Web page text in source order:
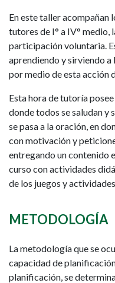
En este taller acompañan
tutores de I° a IV° medio,
participación voluntaria.
aprendiendo y sirviendo a
por medio de esta acción
Esta hora de tutoría
donde todos se saludan y
se pasa a la oración, en
con motivación y
entregando un contenido
curso con actividades
de los juegos y
METODOLOGÍA
La metodología que se
capacidad de
planificación, se